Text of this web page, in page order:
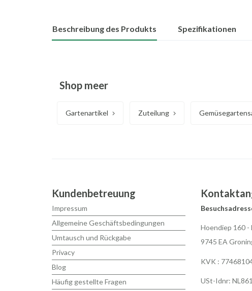
Beschreibung des Produkts Spezifikationen
Shop meer
Gartenartikel Zuteilung
Kundenbetreuung
Impressum
Allgemeine Geschäftsbedingungen
Umtausch und Rückgabe
Privacy
Blog
Häufig gestellte Fragen
Hoendiep 160 -
9745 EA
KVK :
USt-Idnr: